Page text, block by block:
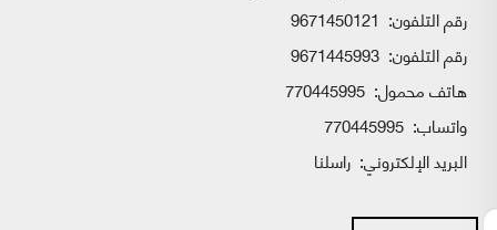
رقم التلفون: 9671450121
رقم التلفون: 9671445993
هاتف محمول: 770445995
واتساب:
البريد الإلكتروني: راسلنا